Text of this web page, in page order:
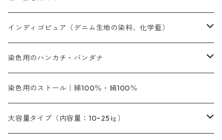
橙色系
青色系
紫色系
緑色系
茶色系
橙色系
緑色系
茶色系
茶色｜20g入りのみ公開
灰色｜20g入りのみ公開
捺染に必要な材料
捺染糊
黄色系
エロ―M3G｜定番の色合い
エロー ＭＧＲ｜明るい緑みの黄色
オレンジ系
オレンヂMG｜黄みの橙色
オレンヂMGD（定番の色合い）
赤色系
レットMFB｜赤色（定番の色合い）
青色系
代用朱黄色口
ファストエロ―10GN（鮮やかな黄色）
ファストエロ―5GN（黄色）
青色系
NSBAブルー
群青
白色｜胡粉
黒色｜在庫処分特価
緑色｜在庫処分特価
人気のおすすめ植物染料
インド茜・西洋茜の個別販売
濃染処理剤｜ソルバックスPS－900
媒染剤
アルミ媒染剤
鉄媒染剤
ソーダ灰｜アルカリ性のPH調整剤
藍染
人気のおすすめ竹・藤を染める染料
塩基性染料（混色可能）
ビスマークブロンB｜赤茶色
塩基性エロ―｜液体タイプ
オリジナル染料｜スス竹色｜ミキセットファストブロンGR
インディゴピュア（デニム生地の染料、化学藍）
初心者向けお試しセット販売
インディゴピュア
アルカリ剤
染色用のハンカチ・バンダナ
45cm×45cm（ハンカチ）｜端の始末も綿糸｜タグなし
54cm×54cm（バンダナ）｜端の始末も綿糸｜タグなし
染色用のストール｜綿100％・絹100％
大容量タイプ（内容量：10~25㎏）